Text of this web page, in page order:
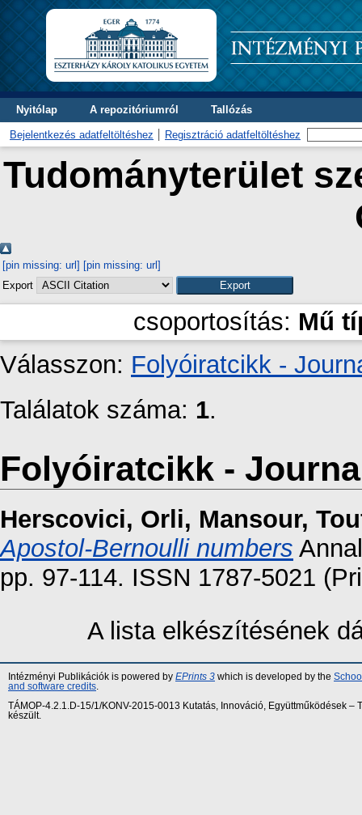
Nyitólap A repozitóriumról Tallózás
Bejelentkezés adatfeltöltéshez Regisztráció adatfeltöltéshez
Tudományterület
[pin missing: url] [pin missing: url]
Export
csoportosítás: Mű
Válasszon: Folyóiratcikk -
Találatok száma: 1.
Folyóiratcikk -
Herscovici, Orli, Mansour,
Apostol-Bernoulli numbers
pp. 97-114. ISSN 1787-5021
A lista elkészítésének
Intézményi Publikációk is powered by EPrints 3 which is developed by the
and software credits
TÁMOP-4.2.1.D-15/1/KONV-2015-0013 Kutatás, Innováció, Együttműködések
készült.